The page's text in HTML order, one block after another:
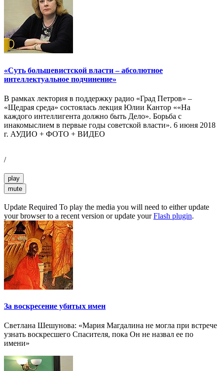
«Суть большевистской власти – абсолютное
интеллектуальное подчинение»
В рамках лектория в поддержку радио «Град Петров» –
«Щедрая среда» состоялась лекция Юлии Кантор ««На
каждого интеллигента должно быть Дело». Борьба с
инакомыслием в первые годы советской власти». 6 июня 2018
г. АУДИО + ФОТО + ВИДЕО
/
play
mute
Update Required To play the media you will need to either update
your browser to a recent version or update yourFlash plugin.
За воскресение убитых имен
Светлана Шешунова: «Мария Магдалина не могла при встрече
узнать воскресшего Спасителя, пока Он не назвал ее по
имени»